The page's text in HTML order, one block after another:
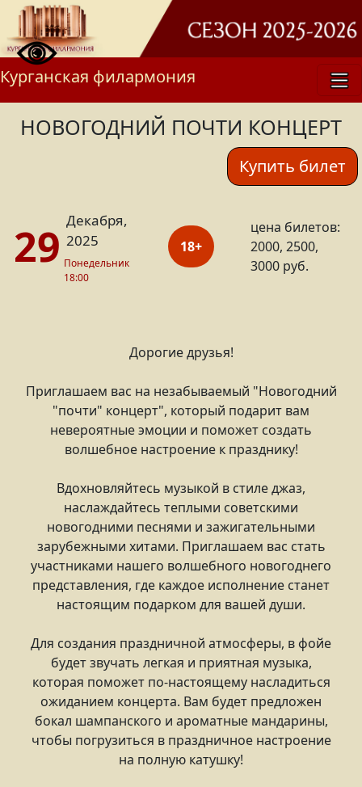
Курганская филармония
НОВОГОДНИЙ ПОЧТИ КОНЦЕРТ
Купить билет
29 Декабря,
2025
Понедельник
18:00
18+
цена билетов:
2000, 2500,
3000 руб.
Дорогие друзья!
Приглашаем вас на незабываемый "Новогодний
"почти" концерт", который подарит вам
невероятные эмоции и поможет создать
волшебное настроение к празднику!
Вдохновляйтесь музыкой в стиле джаз,
наслаждайтесь теплыми советскими
новогодними песнями и зажигательными
зарубежными хитами. Приглашаем вас стать
участниками нашего волшебного новогоднего
представления, где каждое исполнение станет
настоящим подарком для вашей души.
Для создания праздничной атмосферы, в фойе
будет звучать легкая и приятная музыка,
которая поможет по-настоящему насладиться
ожиданием концерта. Вам будет предложен
бокал шампанского и ароматные мандарины,
чтобы погрузиться в праздничное настроение
на полную катушку!